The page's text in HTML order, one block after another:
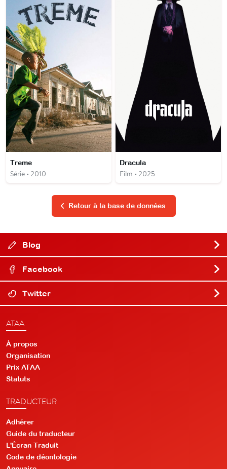
Treme
Série • 2010
Dracula
Film • 2025
Retour à la base de données
Blog
Facebook
Twitter
ATAA
À propos
Organisation
Prix ATAA
Statuts
TRADUCTEUR
Adhérer
Guide du traducteur
L'Écran Traduit
Code de déontologie